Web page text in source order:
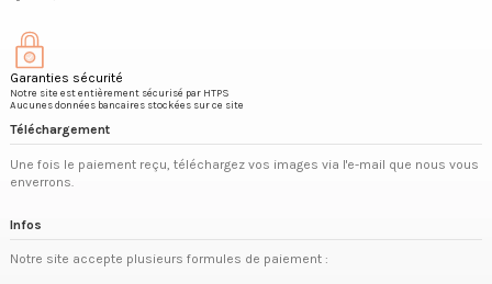
Garanties sécurité
Notre site est entièrement sécurisé par HTPS
Aucunes données bancaires stockées sur ce site
Téléchargement
Une fois le paiement reçu, téléchargez vos images via l'e-mail que nous vous
enverrons.
Infos
Notre site accepte plusieurs formules de paiement :